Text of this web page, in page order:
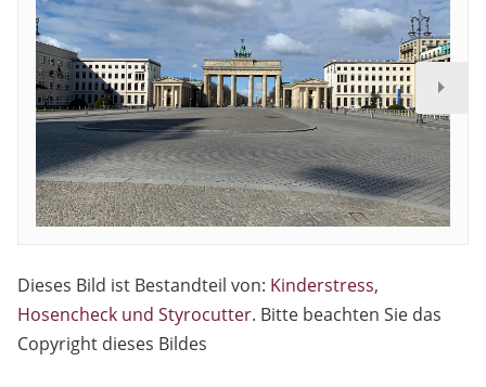
Dieses Bild ist Bestandteil von: Kinderstress,
Hosencheck und Styrocutter. Bitte beachten Sie das
Copyright dieses Bildes